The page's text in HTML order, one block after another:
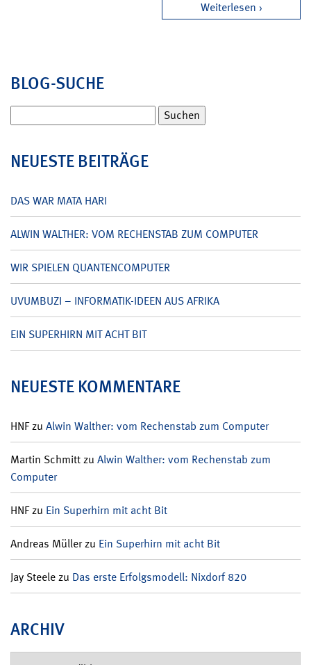
Weiterlesen
BLOG-SUCHE
nach:
NEUESTE BEITRÄGE
DAS WAR MATA HARI
ALWIN WALTHER: VOM RECHENSTAB ZUM COMPUTER
WIR SPIELEN QUANTENCOMPUTER
UVUMBUZI – INFORMATIK-IDEEN AUS AFRIKA
EIN SUPERHIRN MIT ACHT BIT
NEUESTE KOMMENTARE
HNFzu Alwin Walther: vom Rechenstab zum Computer
Martin Schmittzu Alwin Walther: vom Rechenstab zum
Computer
HNFzu Ein Superhirn mit acht Bit
Andreas Müllerzu Ein Superhirn mit acht Bit
Jay Steelezu Das erste Erfolgsmodell: Nixdorf 820
ARCHIV